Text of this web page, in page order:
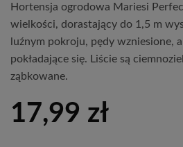
Hortensja ogrodowa Mariesi
wielkości, dorastający do 1,5 m
luźnym pokroju, pędy wzniesione,
pokładające się. Liście są
ząbkowane.
17,99 zł